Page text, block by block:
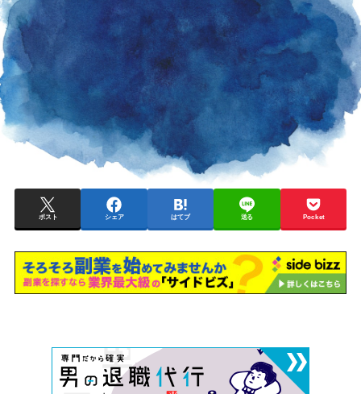
ポスト シェア はてブ 送る Pocket